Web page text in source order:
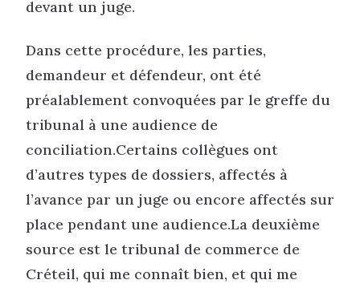
devant un juge.
Dans cette procédure, les parties,
demandeur et défendeur, ont été
préalablement convoquées par le greffe du
tribunal à une audience de
conciliation.Certains collègues ont
d’autres types de dossiers, affectés à
l’avance par un juge ou encore affectés sur
place pendant une audience.La deuxième
source est le tribunal de commerce de
Créteil, qui me connaît bien, et qui me